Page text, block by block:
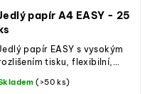
papír A4 EASY - 25
(>50 ks)
papír EASY s vysokým
tisku, flexibilní,
Lze jej použít na...